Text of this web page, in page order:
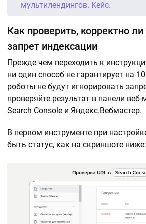
мультилендингов. Кейс.
Как проверить, корректно ли
запрет индексации
Прежде чем переходить к
ни один способ не гарантирует на
роботы не будут игнорировать
проверяйте результат в панели веб-
Search Console и Яндекс.Вебмастер.
В первом инструменте при
быть статус, как на скриншоте ниже: